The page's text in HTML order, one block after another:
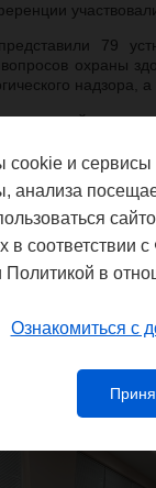
79
вопросов охраны
надзора,
научно-
И.Н.Блохиной»
научный
и
Опарина
в котором
«Лучшая работа
«Гигиена»,
научных работ,
докладом
[P4 New Orleans]»
Поздравляем
cookie и
анализа
в
в
Ознакомиться с